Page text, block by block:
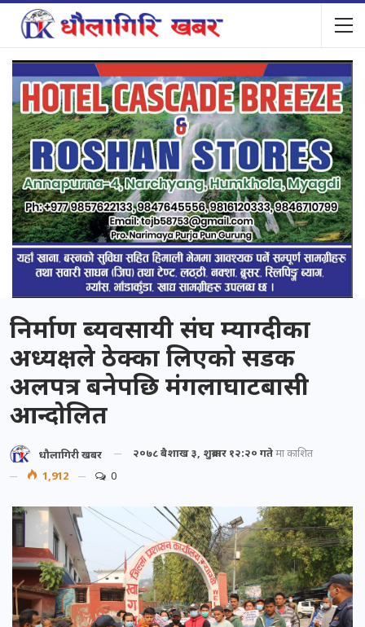
निर्माण ब्यवसायी संघ म्याग्दीका
अध्यक्षले ठेक्का लिएको सडक
अलपत्र बनेपछि मंगलाघाटबासी
आन्दोलित
धौलागिरी खबर २०७८ बैशाख ३, शुक्रबार १२:२० गतेमा प्रकाशित
1,912
0